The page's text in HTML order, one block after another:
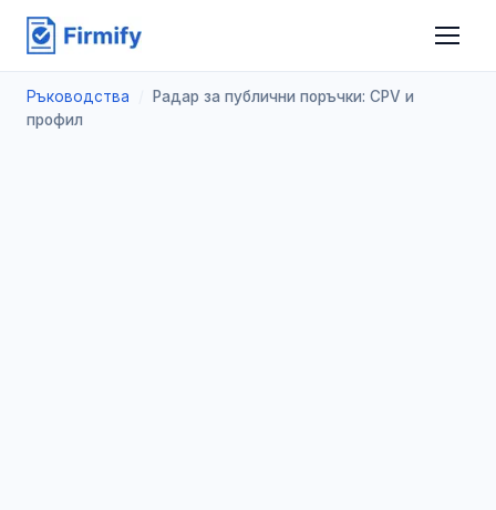
Ръководства
Радар за публични поръчки: CPV и
профил